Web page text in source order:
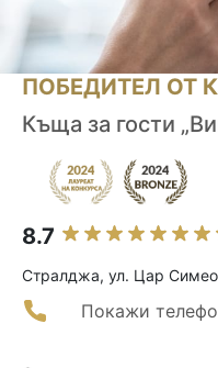
ПОБЕДИТЕЛ ОТ
Къща за гости
8.7
Стралджа, ул. Цар
Покажи